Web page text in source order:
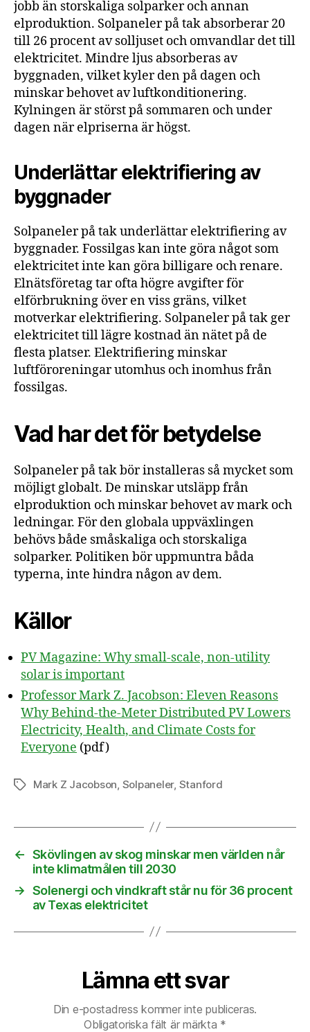
jobb än storskaliga solparker och annan
elproduktion. Solpaneler på tak absorberar 20
till 26 procent av solljuset och omvandlar det till
elektricitet. Mindre ljus absorberas av
byggnaden, vilket kyler den på dagen och
minskar behovet av luftkonditionering.
Kylningen är störst på sommaren och under
dagen när elpriserna är högst.
Underlättar elektrifiering av
byggnader
Solpaneler på tak underlättar elektrifiering av
byggnader. Fossilgas kan inte göra något som
elektricitet inte kan göra billigare och renare.
Elnätsföretag tar ofta högre avgifter för
elförbrukning över en viss gräns, vilket
motverkar elektrifiering. Solpaneler på tak ger
elektricitet till lägre kostnad än nätet på de
flesta platser. Elektrifiering minskar
luftföroreningar utomhus och inomhus från
fossilgas.
Vad har det för betydelse
Solpaneler på tak bör installeras så mycket som
möjligt globalt. De minskar utsläpp från
elproduktion och minskar behovet av mark och
ledningar. För den globala uppväxlingen
behövs både småskaliga och storskaliga
solparker. Politiken bör uppmuntra båda
typerna, inte hindra någon av dem.
Källor
PV Magazine: Why small-scale, non-utility
solar is important
Professor Mark Z. Jacobson: Eleven Reasons
Why Behind-the-Meter Distributed PV Lowers
Electricity, Health, and Climate Costs for
Everyone (pdf)
EtiketterMark Z Jacobson Solpaneler, Stanford
← Skövlingen av skog minskar men världen når
inte klimatmålen till 2030
→ Solenergi och vindkraft står nu för 36 procent
av Texas elektricitet
Lämna ett svar
Din e-postadress kommer inte publiceras.
Obligatoriska fält är märkta *